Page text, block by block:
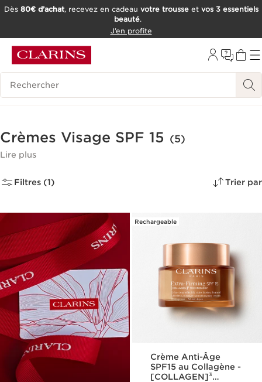
OUTIL D'ACCESSIBILITÉ
Dès 80€ d’achat, recevez en cadeau votre trousseet vos 3 essentiels
beauté.
J’en profite
Historique des recherches
Crèmes Visage SPF 15 (5)
Lire plus
Filtres (1) Trier par
Rechargeable
Crème Anti-Âge
SPF15 au Collagène -
[COLLAGEN]³